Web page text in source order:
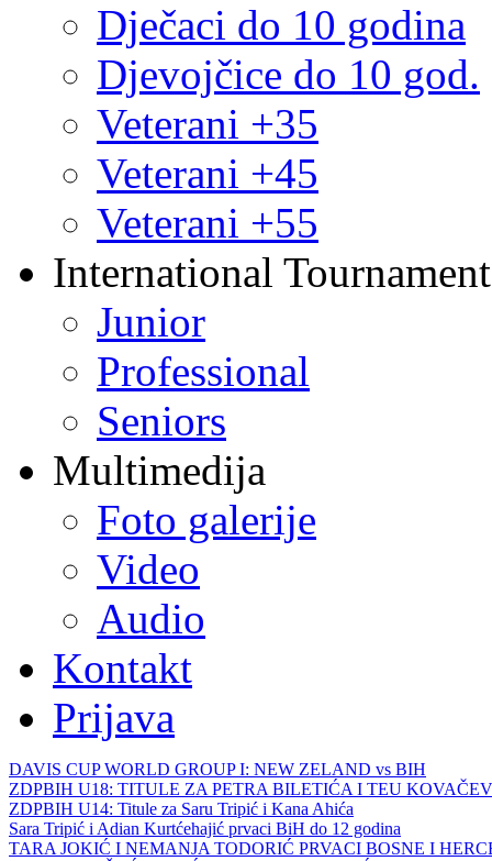
Dječaci do 10 godina
Djevojčice do 10 god.
Veterani +35
Veterani +45
Veterani +55
International
Junior
Professional
Seniors
Multimedija
Foto galerije
Video
Audio
Kontakt
Prijava
DAVIS CUP WORLD GROUP I: NEW ZELAND vs BIH
ZDPBIH U18: TITULE ZA PETRA BILETIĆA I TEU
ZDPBIH U14: Titule za Saru Tripić i Kana Ahića
Sara Tripić i Adian Kurtćehajić prvaci BiH do 12 godina
TARA JOKIĆ I NEMANJA TODORIĆ PRVACI BOSNE I